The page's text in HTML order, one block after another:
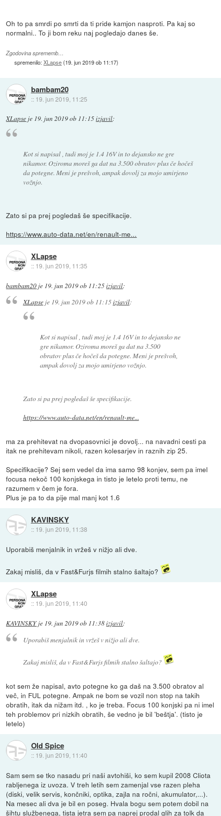
Oh to pa smrdi po smrti da ti pride kamjon nasproti. Pa kaj so
normalni.. To ji bom reku naj pogledajo danes še.
Zgodovina sprememb…
spremenilo:XLapse(19. jun 2019 ob 11:17)
bambam20
:: 19. jun 2019, 11:25
XLapse je 19. jun 2019 ob 11:15izjavil:
Kot si napisal , tudi moj je 1.4 16V in to dejansko ne gre
nikamor. Oziroma moreš ga dat na 3.500 obratov plus če hočeš
da potegne. Meni je prešvoh, ampak dovolj za mojo umirjeno
vožnjo.
Zato si pa prej pogledaš še specifikacije.
https://www.auto-data.net/en/renault-me...
XLapse
:: 19. jun 2019, 11:35
bambam20 je 19. jun 2019 ob 11:25izjavil:
XLapseje 19. jun 2019 ob 11:15izjavil:
Kot si napisal , tudi moj je 1.4 16V in to dejansko ne
gre nikamor. Oziroma moreš ga dat na 3.500
obratov plus če hočeš da potegne. Meni je prešvoh,
ampak dovolj za mojo umirjeno vožnjo.
Zato si pa prej pogledaš še specifikacije.
https://www.auto-data.net/en/renault-me...
ma za prehitevat na dvopasovnici je dovolj... na navadni cesti pa
itak ne prehitevam nikoli, razen kolesarjev in raznih zip 25.
Specifikacije? Sej sem vedel da ima samo 98 konjev, sem pa imel
focusa nekoč 100 konjskega in tisto je letelo proti temu, ne
razumem v čem je fora.
Plus je pa to da pije mal manj kot 1.6
KAVINSKY
:: 19. jun 2019, 11:38
Uporabiš menjalnik in vržeš v nižjo ali dve.
Zakaj misliš, da v Fast&Furjs filmih stalno šaltajo?
XLapse
:: 19. jun 2019, 11:40
KAVINSKYje 19. jun 2019 ob 11:38izjavil:
Uporabiš menjalnik in vržeš v nižjo ali dve.
Zakaj misliš, da v Fast&Furjs filmih stalno šaltajo?
kot sem že napisal, avto potegne ko ga daš na 3.500 obratov al
več, in FUL potegne. Ampak ne bom se vozil non stop na takih
obratih, itak da nižam itd. , ko je treba. Focus 100 konjski pa ni imel
teh problemov pri nizkih obratih, še vedno je bil 'beštja'. (tisto je
letelo)
Old Spice
:: 19. jun 2019, 11:40
Sam sem se tko nasadu pri naši avtohiši, ko sem kupil 2008 Cliota
rabljenega iz uvoza. V treh letih sem zamenjal vse razen pleha
(diski, velik servis, končniki, optika, zajla na ročni, akumulator,...).
Na mesec ali dva je bil en poseg. Hvala bogu sem potem dobil na
šihtu službenega, tista jetra sem pa naprej prodal glih za tolk da